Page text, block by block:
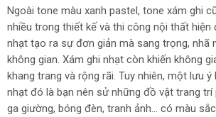
Ngoài tone màu xanh pastel, tone xám ghi
nhiều trong thiết kế và thi công nội thất hiện
nhạt tạo ra sự đơn giản mà sang trọng, nhã
không gian. Xám ghi nhạt còn khiến không
khang trang và rộng rãi. Tuy nhiên, một lưu
nhạt đó là bạn nên sử những đồ vật trang trí
ga giường, bóng đèn, tranh ảnh… có màu